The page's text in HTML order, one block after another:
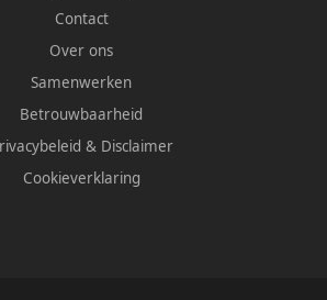
Contact
Over ons
Samenwerken
Betrouwbaarheid
& Disclaimer
Cookieverklaring